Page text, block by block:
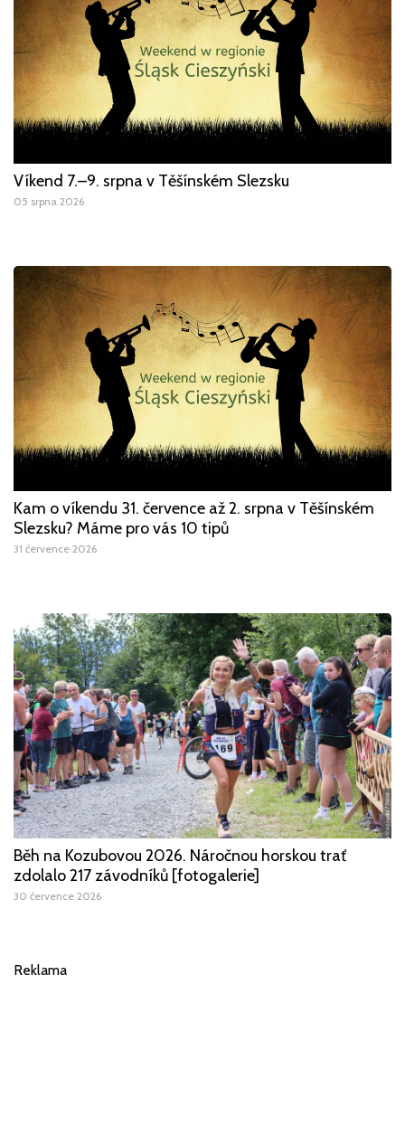
Víkend 7.–9. srpna v Těšínském Slezsku
05 srpna 2026
Kam o víkendu 31. července až 2. srpna v Těšínském
Slezsku? Máme pro vás 10 tipů
31 července 2026
Běh na Kozubovou 2026. Náročnou horskou trať
zdolalo 217 závodníků [fotogalerie]
30 července 2026
Reklama